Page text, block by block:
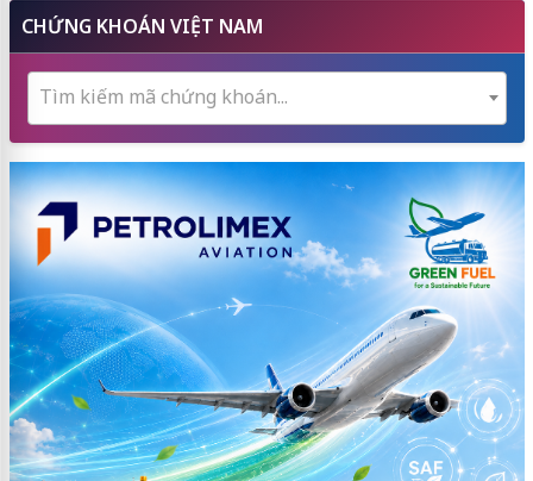
CHỨNG KHOÁN VIỆT NAM
Tìm kiếm mã chứng khoán...